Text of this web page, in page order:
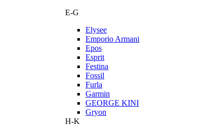
E-G
Elysee
Emporio Armani
Epos
Esprit
Festina
Fossil
Furla
Garmin
GEORGE KINI
Gryon
H-K